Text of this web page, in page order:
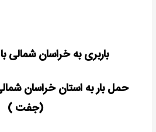
باربری به خراسان شمالی با
(جفت )